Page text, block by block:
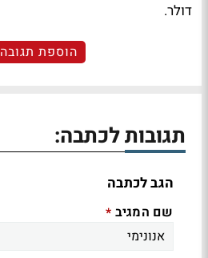
דולר.
הוספת תגובה
תגובות לכתבה:
הגב לכתבה
שם המגיב *